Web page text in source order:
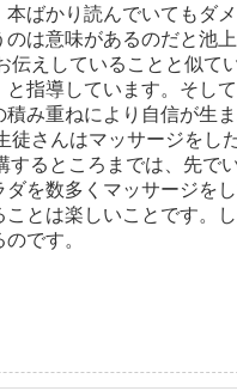
ばかり読んでいてもダ
は意味があるのだと池
えしていることと似て
指導しています。そし
み重ねにより自信が生
徒さんはマッサージをし
するところまでは、先で
を数多くマッサージを
とは楽しいことです。し
です。